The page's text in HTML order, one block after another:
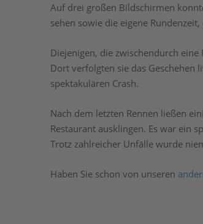
Auf drei großen Bildschirmen
sehen sowie die eigene
Diejenigen, die zwischendurch
Dort verfolgten sie das Geschehen
spektakulären Crash.
Nach dem letzten Rennen ließen
Restaurant ausklingen. Es war ein
Trotz zahlreicher Unfälle wurde
Haben Sie schon von unseren